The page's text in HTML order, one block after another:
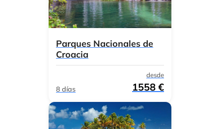
Parques Nacionales de
Croacia
8 días
desde
1558 €